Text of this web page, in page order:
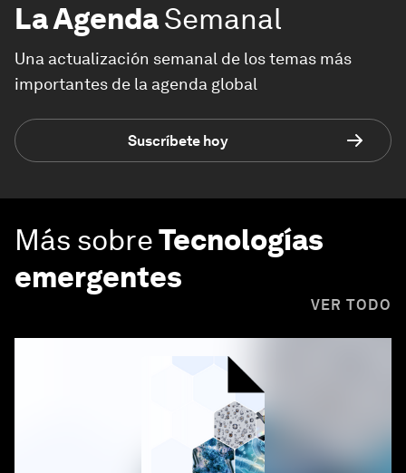
La AgendaSemanal
Una actualización semanal de los temas más
importantes de la agenda global
Suscríbete hoy
Más sobreTecnologías
emergentes
VER TODO